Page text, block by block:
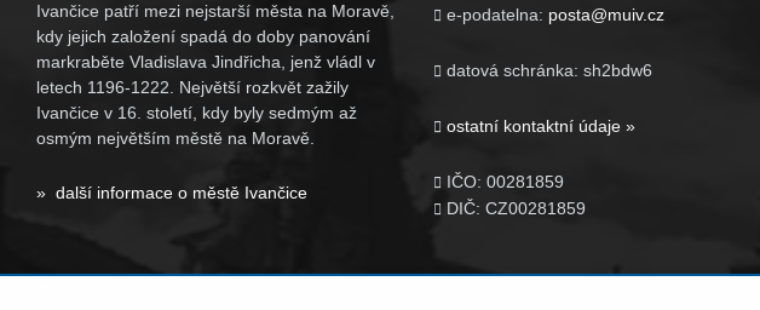
Ivančice patří mezi nejstarší města na Moravě,
kdy jejich založení spadá do doby panování
markraběte Vladislava Jindřicha, jenž vládl v
letech 1196-1222. Největší rozkvět zažily
Ivančice v 16. století, kdy byly sedmým až
osmým největším městě na Moravě.
» další informace o městě Ivančice
 e-podatelna: posta@muiv.cz
 datová schránka: sh2bdw6
 ostatní kontaktní údaje »
 IČO: 00281859
 DIČ: CZ00281859